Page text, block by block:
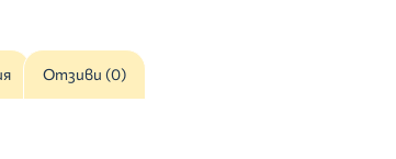
Отзиви (0)